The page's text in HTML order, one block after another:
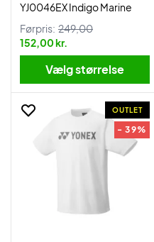
YJ0046EX Indigo Marine
Førpris: 249,00
152,00 kr.
Vælg størrelse
OUTLET
- 39%